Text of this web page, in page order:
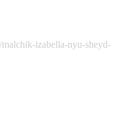
izabella-nyu-sheyd-